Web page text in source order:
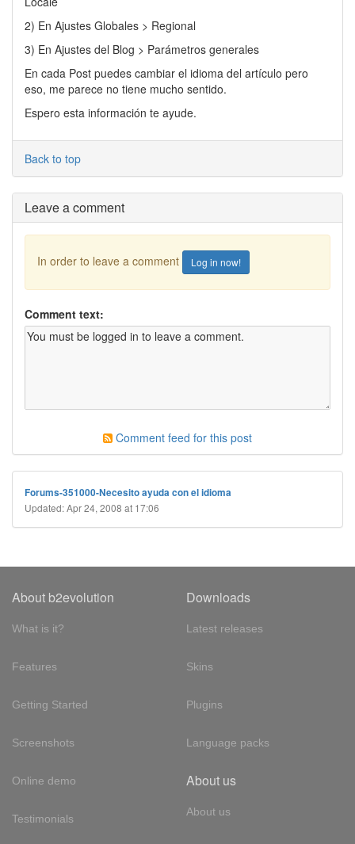
2) En Ajustes Globales > Regional
3) En Ajustes del Blog > Parámetros generales
En cada Post puedes cambiar el idioma del artículo pero
eso, me parece no tiene mucho sentido.
Espero esta información te ayude.
Back to top
Leave a comment
In order to leave a comment Log in now!
Comment text:
Comment feed for this post
Forums-351000-Necesito ayuda con el idioma
Updated: Apr 24, 2008 at 17:06
About b2evolution
What is it?
Features
Getting Started
Screenshots
Online demo
Testimonials
Downloads
Latest releases
Skins
Plugins
Language packs
About us
About us